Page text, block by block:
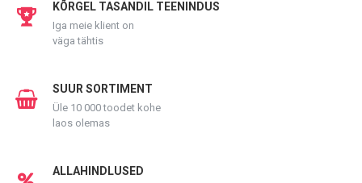
KÕRGEL TASANDIL TEENINDUS
Iga meie klient on
väga tähtis
SUUR SORTIMENT
Üle 10 000 toodet kohe
laos olemas
ALLAHINDLUSED